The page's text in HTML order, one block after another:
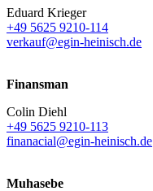
Eduard Krieger
+49 5625 9210-114
verkauf@egin-heinisch.de
Finansman
Colin Diehl
+49 5625 9210-113
finanacial@egin-heinisch.de
Muhasebe